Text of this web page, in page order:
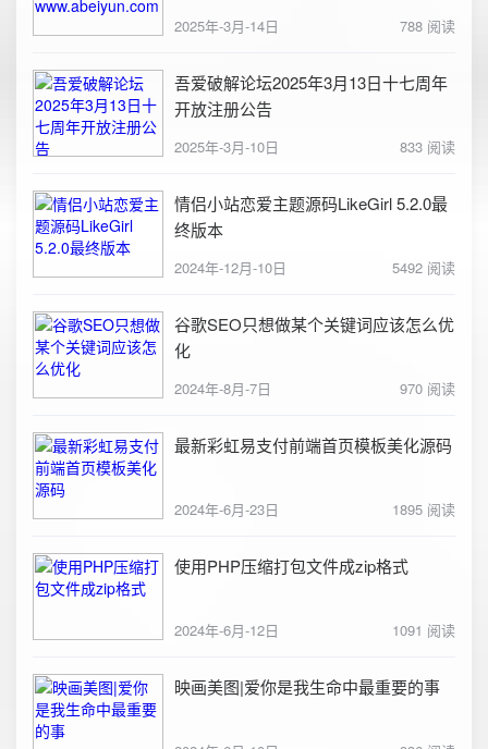
2025年-3月-14日 788 阅读
吾爱破解论坛2025年3月13日十七周年
开放注册公告
2025年-3月-10日 833 阅读
情侣小站恋爱主题源码LikeGirl 5.2.0最
终版本
2024年-12月-10日 5492 阅读
谷歌SEO只想做某个关键词应该怎么优
化
2024年-8月-7日 970 阅读
最新彩虹易支付前端首页模板美化源码
2024年-6月-23日 1895 阅读
使用PHP压缩打包文件成zip格式
2024年-6月-12日 1091 阅读
映画美图|爱你是我生命中最重要的事